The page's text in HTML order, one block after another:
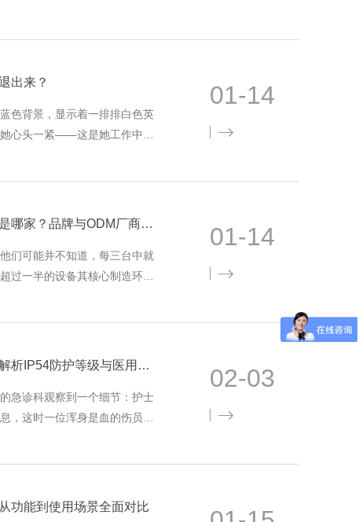
出来？
色背景，显示着一排排白色英
心头一紧——这是她工作中离
01-14
中国最大的笔记本电脑制造商是哪家？品牌与ODM厂商全解
们可能并不知道，每三台中就
过一半的设备其核心制造环节
01-14
医用平板电脑代工必读：深入解析IP54防护等级与医用级材料选择
急诊科观察到一个细节：护士
，这时一位浑身是血的伤员被
02-03
功能到使用场景全面对比